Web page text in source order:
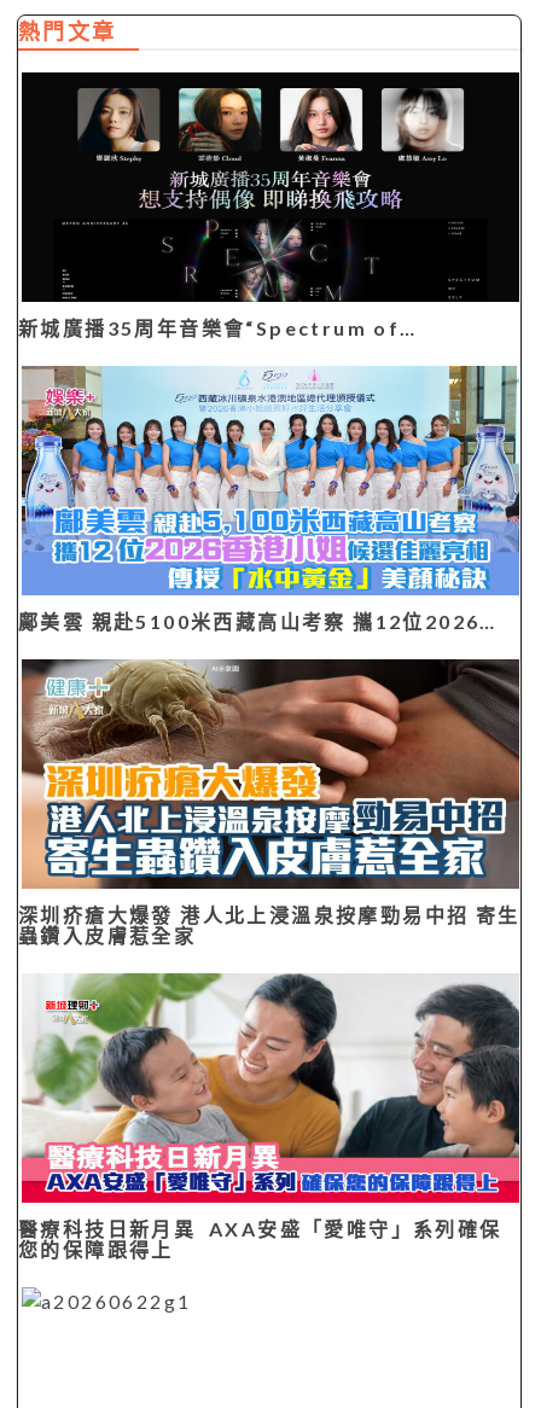
熱門文章
新城廣播35周年音樂會“Spectrum of…
鄺美雲 親赴5100米西藏高山考察 攜12位2026…
深圳疥瘡大爆發 港人北上浸溫泉按摩勁易中招 寄生
蟲鑽入皮膚惹全家
醫療科技日新月異 AXA安盛「愛唯守」系列確保
您的保障跟得上